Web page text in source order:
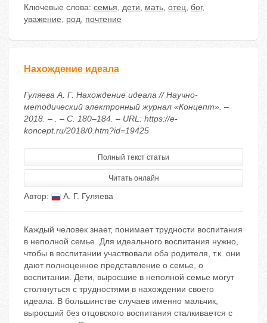
Ключевые слова: семья, дети, мать, отец, бог,
уважение, род, почтение
Нахождение идеала
Гуляева А. Г. Нахождение идеала // Научно-
методический электронный журнал «Концепт». –
2018. – . – С. 180–184. – URL: https://e-
koncept.ru/2018/0.htm?id=19425
Полный текст статьи
Читать онлайн
Автор: А. Г. Гуляева
Каждый человек знает, понимает трудности воспитания
в неполной семье. Для идеального воспитания нужно,
чтобы в воспитании участвовали оба родителя, т.к. они
дают полноценное представление о семье, о
воспитании. Дети, выросшие в неполной семье могут
столкнуться с трудностями в нахождении своего
идеала. В большинстве случаев именно мальчик,
выросший без отцовского воспитания сталкивается с